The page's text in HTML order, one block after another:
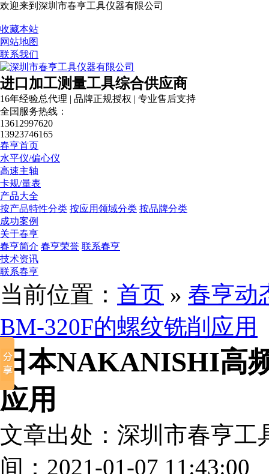
欢迎来到深圳市春亨工具仪器有限公司
收藏本站
网站地图
联系我们
进口加工测量工具综合供应商
16年经验总代理 | 品牌正规授权 | 专业售后支持
全国服务热线：
13612997620
13923746165
春亨首页
水平仪/偏心仪
高速主轴
卡规/量表
产品大全
按产品特性分类 按应用领域分类 按品牌分类
成功案例
关于春亨
春亨简介 春亨荣誉 联系春亨
技术资讯
联系春亨
当前位置： 首页 » 春亨动
BM-320F的螺纹铣削应用
日本NAKANISHI高
应用
文章出处：深圳市春亨工
间：2021-01-07 11:43:00